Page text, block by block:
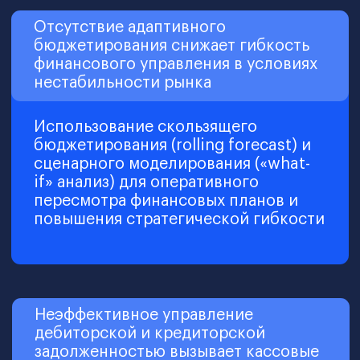
Тариф Profi: Диплом о профессиональной
переподготовке
Тариф Profi: Приложение к диплому о
профессиональной переподготовке
Тарифы Lite и Standart: Удостоверение о
Диплом EDLEA
Международный диплом от City Business
School